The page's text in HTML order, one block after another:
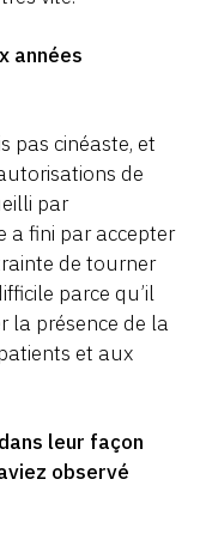
années
pas cinéaste, et
de
par
a fini par accepter
de tourner
parce qu’il
la présence de la
et aux
leur façon
observé